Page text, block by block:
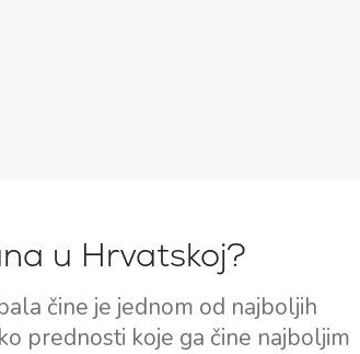
u Hrvatskoj?
čine je jednom od najboljih
prednosti koje ga čine najboljim